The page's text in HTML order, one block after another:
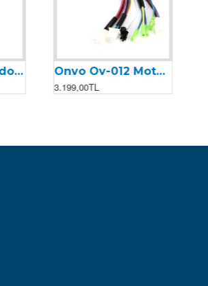
Onvo Ov-012 Gidon Çatalı
Onvo Ov-012 Motor Kontrolcüsü (Beyin) (2023)
3.199,00TL